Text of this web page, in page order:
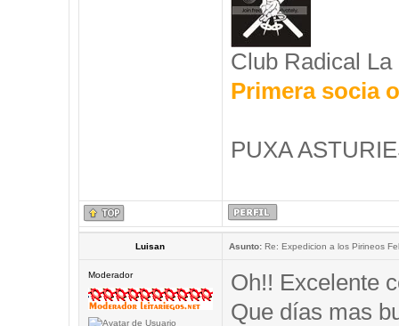
Club Radical La
Primera socia
PUXA
Luisan Asunto:Re: Expedicion a los Pirineos
Moderador
Oh!! Excelente
Que días mas